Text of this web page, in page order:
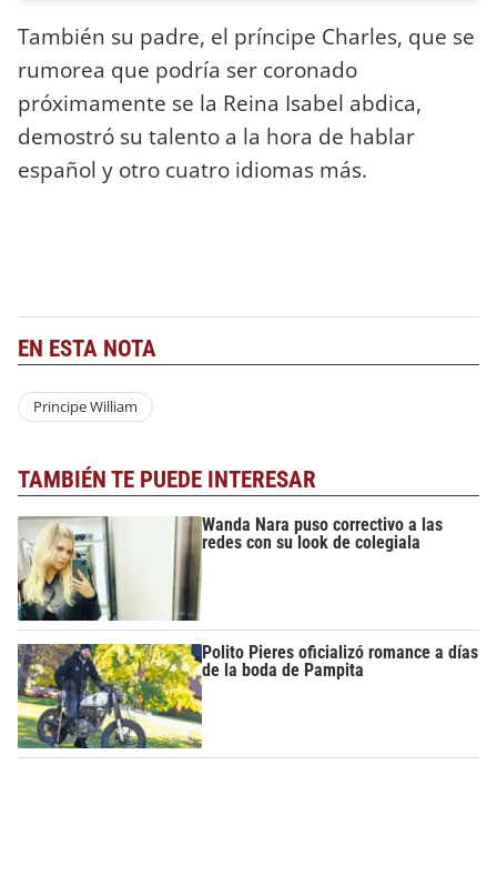
También su padre, el príncipe Charles, que se
rumorea que podría ser coronado
próximamente se la Reina Isabel abdica,
demostró su talento a la hora de hablar
español y otro cuatro idiomas más.
EN ESTA NOTA
Principe William
TAMBIÉN TE PUEDE INTERESAR
Wanda Nara puso correctivo a las
redes con su look de colegiala
Polito Pieres oficializó romance a días
de la boda de Pampita